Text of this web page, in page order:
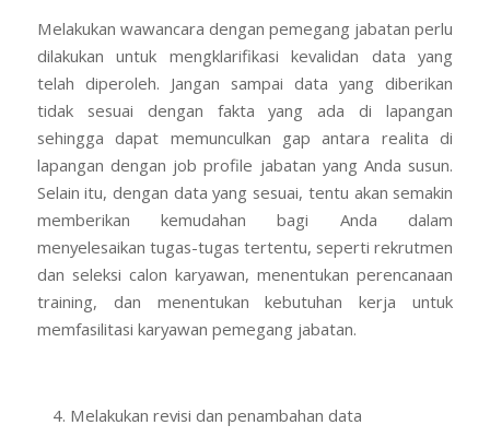
Melakukan wawancara dengan pemegang jabatan perlu
dilakukan untuk mengklarifikasi kevalidan data yang
telah diperoleh. Jangan sampai data yang diberikan
tidak sesuai dengan fakta yang ada di lapangan
sehingga dapat memunculkan gap antara realita di
lapangan dengan job profile jabatan yang Anda susun.
Selain itu, dengan data yang sesuai, tentu akan semakin
memberikan kemudahan bagi Anda dalam
menyelesaikan tugas-tugas tertentu, seperti rekrutmen
dan seleksi calon karyawan, menentukan perencanaan
training, dan menentukan kebutuhan kerja untuk
memfasilitasi karyawan pemegang jabatan.
Melakukan revisi dan penambahan data